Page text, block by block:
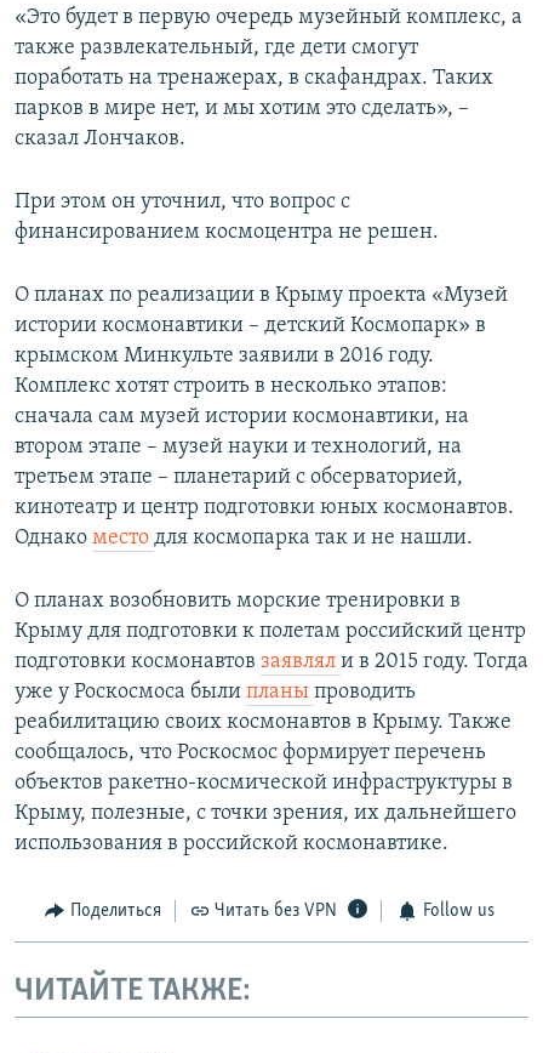
«Это будет в первую очередь музейный комплекс, а
также развлекательный, где дети смогут
поработать на тренажерах, в скафандрах. Таких
парков в мире нет, и мы хотим это сделать», –
сказал Лончаков.
При этом он уточнил, что вопрос с
финансированием космоцентра не решен.
О планах по реализации в Крыму проекта «Музей
истории космонавтики – детский Космопарк» в
крымском Минкульте заявили в 2016 году.
Комплекс хотят строить в несколько этапов:
сначала сам музей истории космонавтики, на
втором этапе – музей науки и технологий, на
третьем этапе – планетарий с обсерваторией,
кинотеатр и центр подготовки юных космонавтов.
Однако место для космопарка так и не нашли.
О планах возобновить морские тренировки в
Крыму для подготовки к полетам российский центр
подготовки космонавтов заявлял и в 2015 году. Тогда
уже у Роскосмоса были планы проводить
реабилитацию своих космонавтов в Крыму. Также
сообщалось, что Роскосмос формирует перечень
объектов ракетно-космической инфраструктуры в
Крыму, полезные, с точки зрения, их дальнейшего
использования в российской космонавтике.
Поделиться Читать без VPN Follow us
ЧИТАЙТЕ ТАКЖЕ: